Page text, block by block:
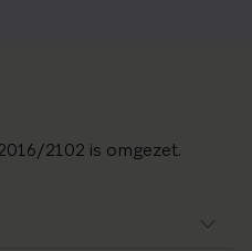
2102 is omgezet.